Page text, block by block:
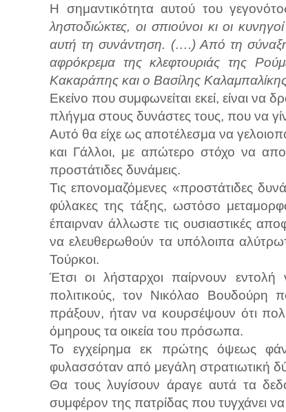
Η σημαντικότητα αυτού του
ληστοδιώκτες, οι σπιούνοι κι οι
αυτή τη συνάντηση. (….) Από τη σύναξη
αφρόκρεμα της κλεφτουριάς της
Κακαράπης και ο Βασίλης
Εκείνο που συμφωνείται εκεί, είναι
πλήγμα στους δυνάστες τους, που να
Αυτό θα είχε ως αποτέλεσμα να
και Γάλλοι, με απώτερο στόχο να
προστάτιδες δυνάμεις.
Τις επονομαζόμενες «προστάτιδες
φύλακες της τάξης, ωστόσο
έπαιρναν άλλωστε τις ουσιαστικές
να ελευθερωθούν τα υπόλοιπα
Τούρκοι.
Έτσι οι λήσταρχοι παίρνουν
πολιτικούς, τον Νικόλαο Βουδούρη
πράξουν, ήταν να κουρσέψουν ότι
όμηρους τα οικεία του πρόσωπα.
Το εγχείρημα εκ πρώτης όψεως
φυλασσόταν από μεγάλη στρατιωτική
Θα τους λυγίσουν άραγε αυτά τα
συμφέρον της πατρίδας που τυγχάνει